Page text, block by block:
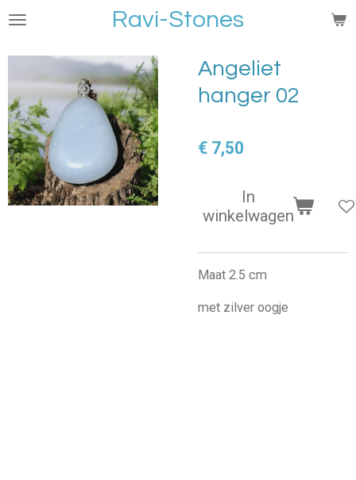
Ga
naar
hoofdinhoud
Ravi-Stones
Angeliet
hanger 02
€ 7,50
In
winkelwagen
Maat 2.5 cm
met zilver oogje